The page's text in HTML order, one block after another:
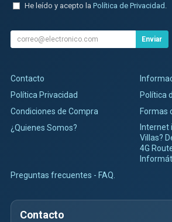
He leído y acepto la Política de Privacidad
Enviar
Contacto
Política Privacidad
Política
Condiciones de Compra
Formas
¿Quienes Somos?
Internet
Villas?
4G
Preguntas frecuentes - FAQ.
Contacto